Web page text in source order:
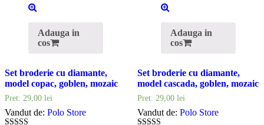
Adauga in
cos
Set broderie cu diamante,
model copac, goblen, mozaic
Pret: 29,00 lei
Vandut de: Polo Store
Adauga in
cos
Set broderie cu diamante,
model cascada, goblen, mozaic
Pret: 29,00 lei
Vandut de: Polo Store